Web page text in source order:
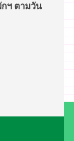
ฯ ตามวัน